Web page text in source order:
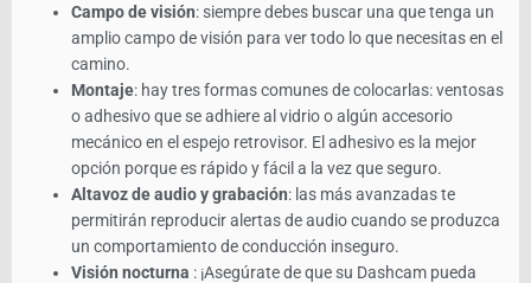
Campo de visión: siempre debes buscar una que tenga un
amplio campo de visión para ver todo lo que necesitas en el
camino.
Montaje: hay tres formas comunes de colocarlas: ventosas
o adhesivo que se adhiere al vidrio o algún accesorio
mecánico en el espejo retrovisor. El adhesivo es la mejor
opción porque es rápido y fácil a la vez que seguro.
Altavoz de audio y grabación: las más avanzadas te
permitirán reproducir alertas de audio cuando se produzca
un comportamiento de conducción inseguro.
Visión nocturna : ¡Asegúrate de que su Dashcam pueda